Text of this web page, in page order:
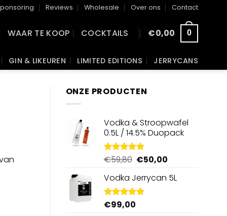
Reviews Wholesale Over ons Contact
WAAR TE KOOP COCKTAILS €0,00 0
GIN & LIKEUREN LIMITED EDITIONS JERRYCANS
ONZE PRODUCTEN
Vodka & Stroopwafel
0.5L / 14.5% Duopack
Gewaardeerd
uit 5
€59,80 Oorspronkelijke
was:
€59,80.
€50,00
is:
Vodka Jerrycan 5L
Gewaardeerd
uit 5
€99,00